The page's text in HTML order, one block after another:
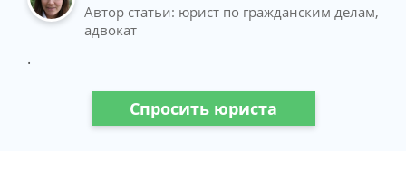
Автор статьи: юрист по гражданским делам,
адвокат
.
Спросить юриста